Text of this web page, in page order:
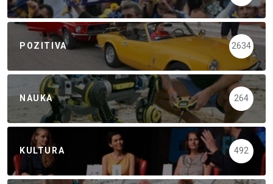
POZITIVA 2634
NAUKA 264
KULTURA 492